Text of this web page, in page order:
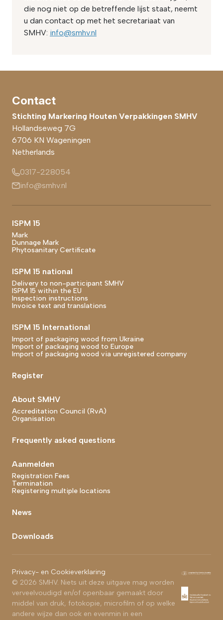
die nog niet op de betreffende lijst staat, neemt
u dan contact op met het secretariaat van
SMHV: info@smhv.nl
Contact
Stichting Markering Houten Verpakkingen SMHV
Hollandseweg 7G
6706 KN Wageningen
Netherlands
0317-228054
info@smhv.nl
ISPM 15
Mark
Dunnage Mark
Phytosanitary Certificate
ISPM 15 national
Delivery to non-participant SMHV
ISPM 15 within the EU
Inspection instructions
Invoice text and translations
ISPM 15 International
Import of packaging wood from Ukraine
Import of packaging wood to Europe
Import of packaging wood via unregistered company
Register
About SMHV
Accreditation Council (RvA)
Organisation
Frequently asked questions
Aanmelden
Registration Fees
Termination
Registering multiple locations
News
Downloads
Footer bottom end
Privacy- en Cookieverklaring
© 2026 SMHV. Niets uit deze uitgave mag worden
verveelvoudigd en/of openbaar gemaakt door
middel van druk, fotokopie, microfilm of op welke
andere wijze dan ook en evenmin in een